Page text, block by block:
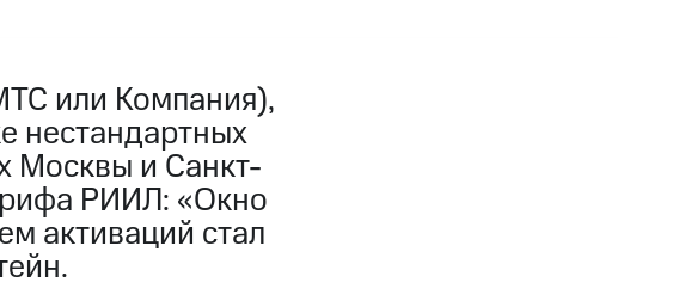
или Компания),
нестандартных
Москвы и Санкт-
РИИЛ: «Окно
активаций стал